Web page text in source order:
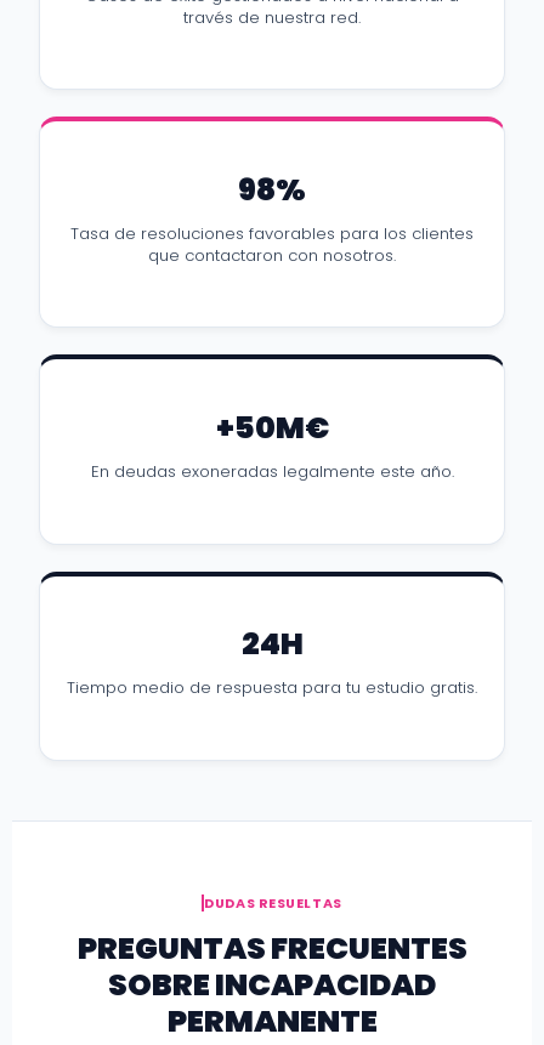
través de nuestra red.
98%
Tasa de resoluciones favorables para los clientes
que contactaron con nosotros.
+50M€
En deudas exoneradas legalmente este año.
24H
Tiempo medio de respuesta para tu estudio gratis.
DUDAS RESUELTAS
PREGUNTAS FRECUENTES
SOBRE INCAPACIDAD
PERMANENTE